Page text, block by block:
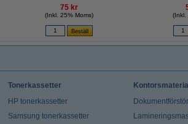
75 kr
(Inkl. 25% Moms) (Inkl.
Tonerkassetter
HP tonerkassetter
Samsung tonerkassetter
Kontorsmaterial